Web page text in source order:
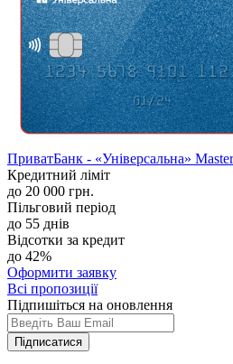
ПриватБанк - «Універсальна»
Кредитний ліміт
до 20 000 грн.
Пільговий період
до 55 днів
Відсотки за кредит
до 42%
Оформити заявку
Всі пропозиції
Підпишіться на оновлення
Підписатися